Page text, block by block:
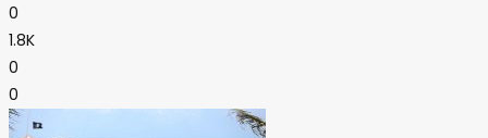
0
1.8K
0
0